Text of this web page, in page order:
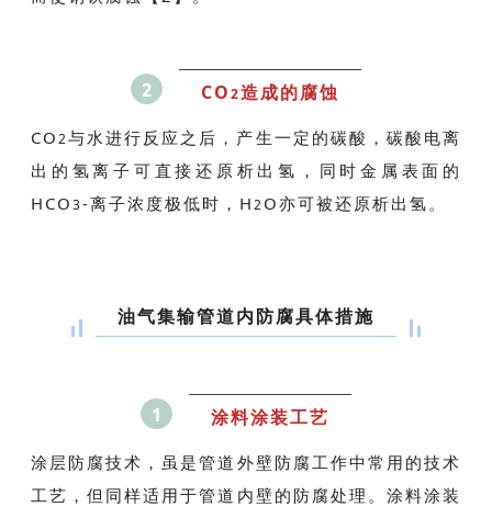
2 CO2造成的腐蚀
CO2与水进行反应之后，产生一定的碳酸，碳酸电离
出的氢离子可直接还原析出氢，同时金属表面的
HCO3-离子浓度极低时，H2O亦可被还原析出氢。
油气集输管道内防腐具体措施
1 涂料涂装工艺
涂层防腐技术，虽是管道外壁防腐工作中常用的技术
工艺，但同样适用于管道内壁的防腐处理。涂料涂装